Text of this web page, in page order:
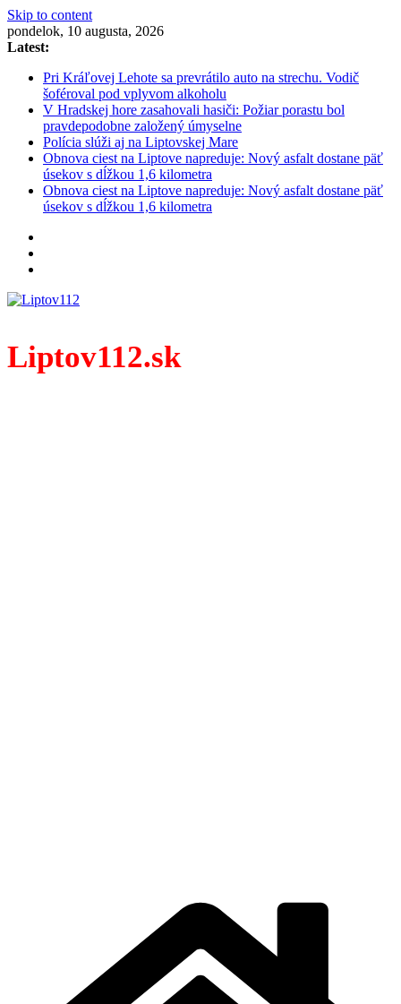
Skip to content
pondelok, 10 augusta, 2026
Latest:
Pri Kráľovej Lehote sa prevrátilo auto na strechu. Vodič
šoféroval pod vplyvom alkoholu
V Hradskej hore zasahovali hasiči: Požiar porastu bol
pravdepodobne založený úmyselne
Polícia slúži aj na Liptovskej Mare
Obnova ciest na Liptove napreduje: Nový asfalt dostane päť
úsekov s dĺžkou 1,6 kilometra
Obnova ciest na Liptove napreduje: Nový asfalt dostane päť
úsekov s dĺžkou 1,6 kilometra
Liptov112.sk